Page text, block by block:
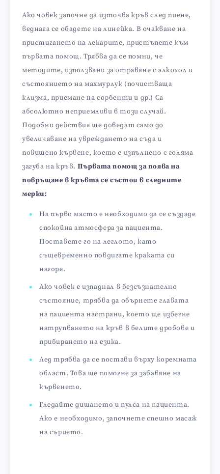
Ако човек започне да източва кръв след пиене,
веднага се обадете на линейка. В очакване на
пристигането на лекарите, пристъпете към
първата помощ. Трябва да се помни, че
методите, използвани за отравяне с алкохол и
състоянието на махмурлук (почистваща
клизма, приемане на сорбенти и др.) Са
абсолютно неприемливи в този случай.
Подобни действия ще доведат само до
увеличаване на увреждането на съда и
повишено кървене, което е изпълнено с голяма
загуба на кръв. Първата помощ за поява на
повръщане в кръвта се състои в следните
мерки:
На първо място е необходимо да се създаде
спокойна атмосфера за пациента.
Поставете го на леглото, като
същевременно повдигате краката си
нагоре.
Ако човек е изпаднал в безсъзнателно
състояние, трябва да обърнете главата
на пациента настрани, което ще избегне
натрупването на кръв в белите дробове и
прибирането на езика.
Лед трябва да се постави върху коремната
област. Това ще помогне за забавяне на
кървенето.
Гледайте дишането и пулса на пациента.
Ако е необходимо, започнете спешно масаж
на сърцето.